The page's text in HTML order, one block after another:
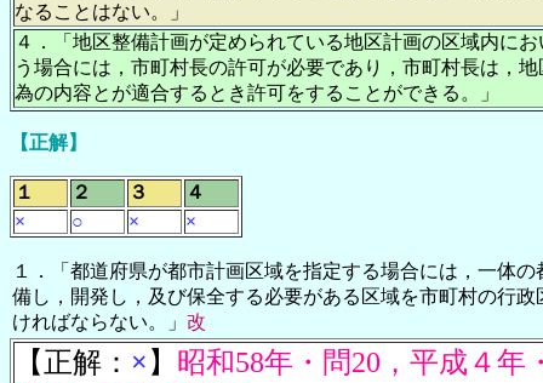
なることはない。」
４．「地区整備計画が定められている地区計画の区域内に
う場合には，市町村長の許可が必要であり，市町村長は，
為の内容とが適合するとき許可をすることができる。」
【正解】
１ ２ ３
４
×
○ × ×
１．「都道府県が都市計画区域を指定する場合には，一体
備し，開発し，及び保全する必要がある区域を市町村の行
ければならない。」 改
【正解： × 】 昭和58年・問20，平成４年